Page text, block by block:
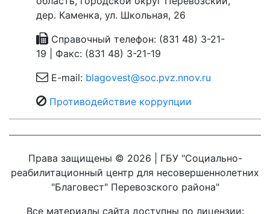
дер. Каменка, ул. Школьная, 26
Справочный телефон: (831 48) 3-21-
19 | Факс: (831 48) 3-21-19
E-mail: blagovest@soc.pvz.nnov.ru
Противодействие коррупции
Права защищены © 2026 | ГБУ "Социально-
реабилитационный центр для несовершеннолетних
"Благовест" Перевозского района"
Все материалы сайта доступны по лицензии: